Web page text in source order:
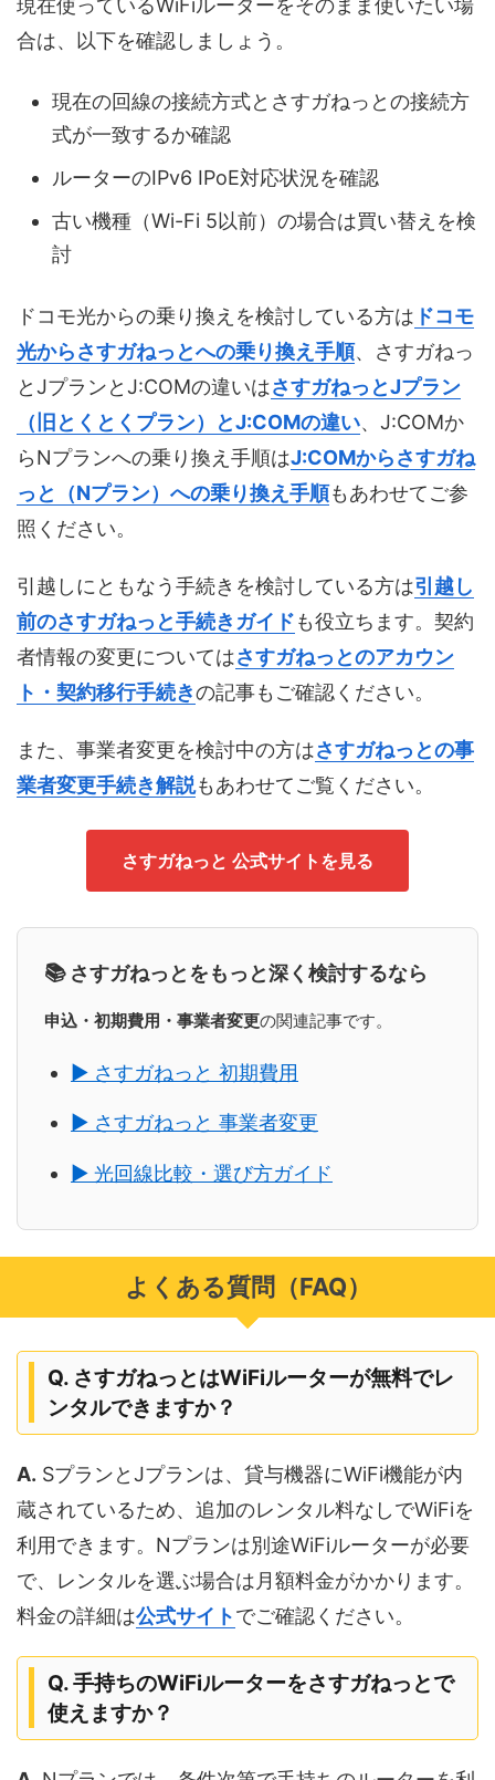
合は、以下を確認しましょう。
現在の回線の接続方式とさすガねっとの接続方
式が一致するか確認
ルーターのIPv6 IPoE対応状況を確認
古い機種（Wi-Fi 5以前）の場合は買い替えを検
討
ドコモ光からの乗り換えを検討している方は ドコモ
光からさすガねっとへの乗り換え手順、さすガねっ
とJプランとJ:COMの違いはさすガねっとJプラン
（旧とくとくプラン）とJ:COMの違い、J:COMか
らNプランへの乗り換え手順はJ:COMからさすガね
っと（Nプラン）への乗り換え手順もあわせてご参
照ください。
引越しにともなう手続きを検討している方は引越し
前のさすガねっと手続きガイドも役立ちます。契約
者情報の変更についてはさすガねっとのアカウン
ト・契約移行手続きの記事もご確認ください。
また、事業者変更を検討中の方はさすガねっとの事
業者変更手続き解説もあわせてご覧ください。
さすガねっと 公式サイトを見る
📚 さすガねっとをもっと深く検討するなら
申込・初期費用・事業者変更の関連記事です。
▶ さすガねっと 初期費用
▶ さすガねっと 事業者変更
▶ 光回線比較・選び方ガイド
よくある質問（FAQ）
Q. さすガねっとはWiFiルーターが無料でレ
ンタルできますか？
A. SプランとJプランは、貸与機器にWiFi機能が内
蔵されているため、追加のレンタル料なしでWiFiを
利用できます。Nプランは別途WiFiルーターが必要
で、レンタルを選ぶ場合は月額料金がかかります。
料金の詳細は公式サイトでご確認ください。
Q. 手持ちのWiFiルーターをさすガねっとで
使えますか？